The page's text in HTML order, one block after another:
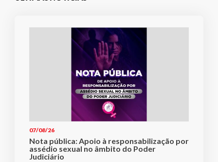
07/08/26
Nota pública: Apoio à responsabilização por
assédio sexual no âmbito do Poder
Judiciário